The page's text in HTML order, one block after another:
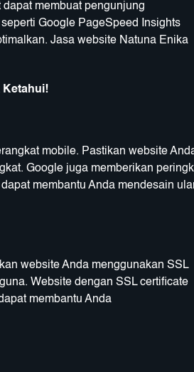
membuat pengunjung
Google PageSpeed Insights
Jasa website Natuna Enika
Ketahui!
mobile. Pastikan website
Google juga memberikan
membantu Anda mendesain
website Anda menggunakan SSL
Website dengan SSL certificate
membantu Anda